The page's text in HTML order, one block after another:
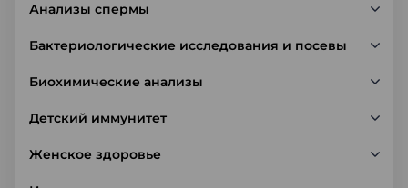
Анализы спермы
Бактериологические исследования и посевы
Биохимические анализы
Детский иммунитет
Женское здоровье